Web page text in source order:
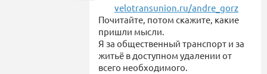
velotransunion.ru/andre_gorz
Почитайте, потом скажите, какие
пришли мысли.
Я за общественный транспорт и за
житьё в доступном удалении от
всего необходимого.